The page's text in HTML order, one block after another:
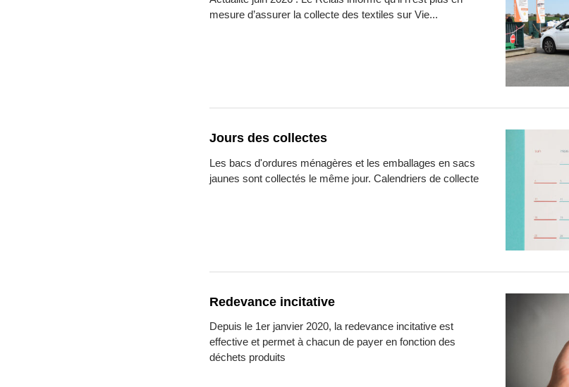
mesure d’assurer la collecte des textiles sur Vie...
Jours des collectes
Les bacs d'ordures ménagères et les emballages en sacs
jaunes sont collectés le même jour. Calendriers de collecte
Redevance incitative
Depuis le 1er janvier 2020, la redevance incitative est
effective et permet à chacun de payer en fonction des
déchets produits